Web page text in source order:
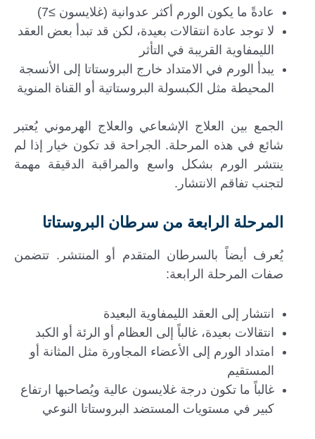
عادةً ما يكون الورم أكثر عدوانية (غلايسون ≥7)
لا توجد عادة انتقالات بعيدة، لكن قد تبدأ بعض العقد
الليمفاوية القريبة في التأثر
يبدأ الورم في الامتداد خارج البروستاتا إلى الأنسجة
المحيطة مثل الكبسولة البروستاتية أو القناة المنوية
الجمع بين العلاج الإشعاعي والعلاج الهرموني يُعتبر
شائع في هذه المرحلة. الجراحة قد تكون خيار إذا لم
ينتشر الورم بشكل واسع والمراقبة الدقيقة مهمة
لتجنب تفاقم الانتشار.
المرحلة الرابعة من سرطان البروستاتا
يُعرف أيضاً بالسرطان المتقدم أو المنتشر. تتضمن
صفات المرحلة الرابعة:
انتشار إلى العقد الليمفاوية البعيدة
انتقالات بعيدة، غالباً إلى العظام أو الرئة أو الكبد
امتداد الورم إلى الأعضاء المجاورة مثل المثانة أو
المستقيم
غالباً ما تكون درجة غلايسون عالية ويُصاحبها ارتفاع
كبير في مستويات المستضد البروستاتا النوعي